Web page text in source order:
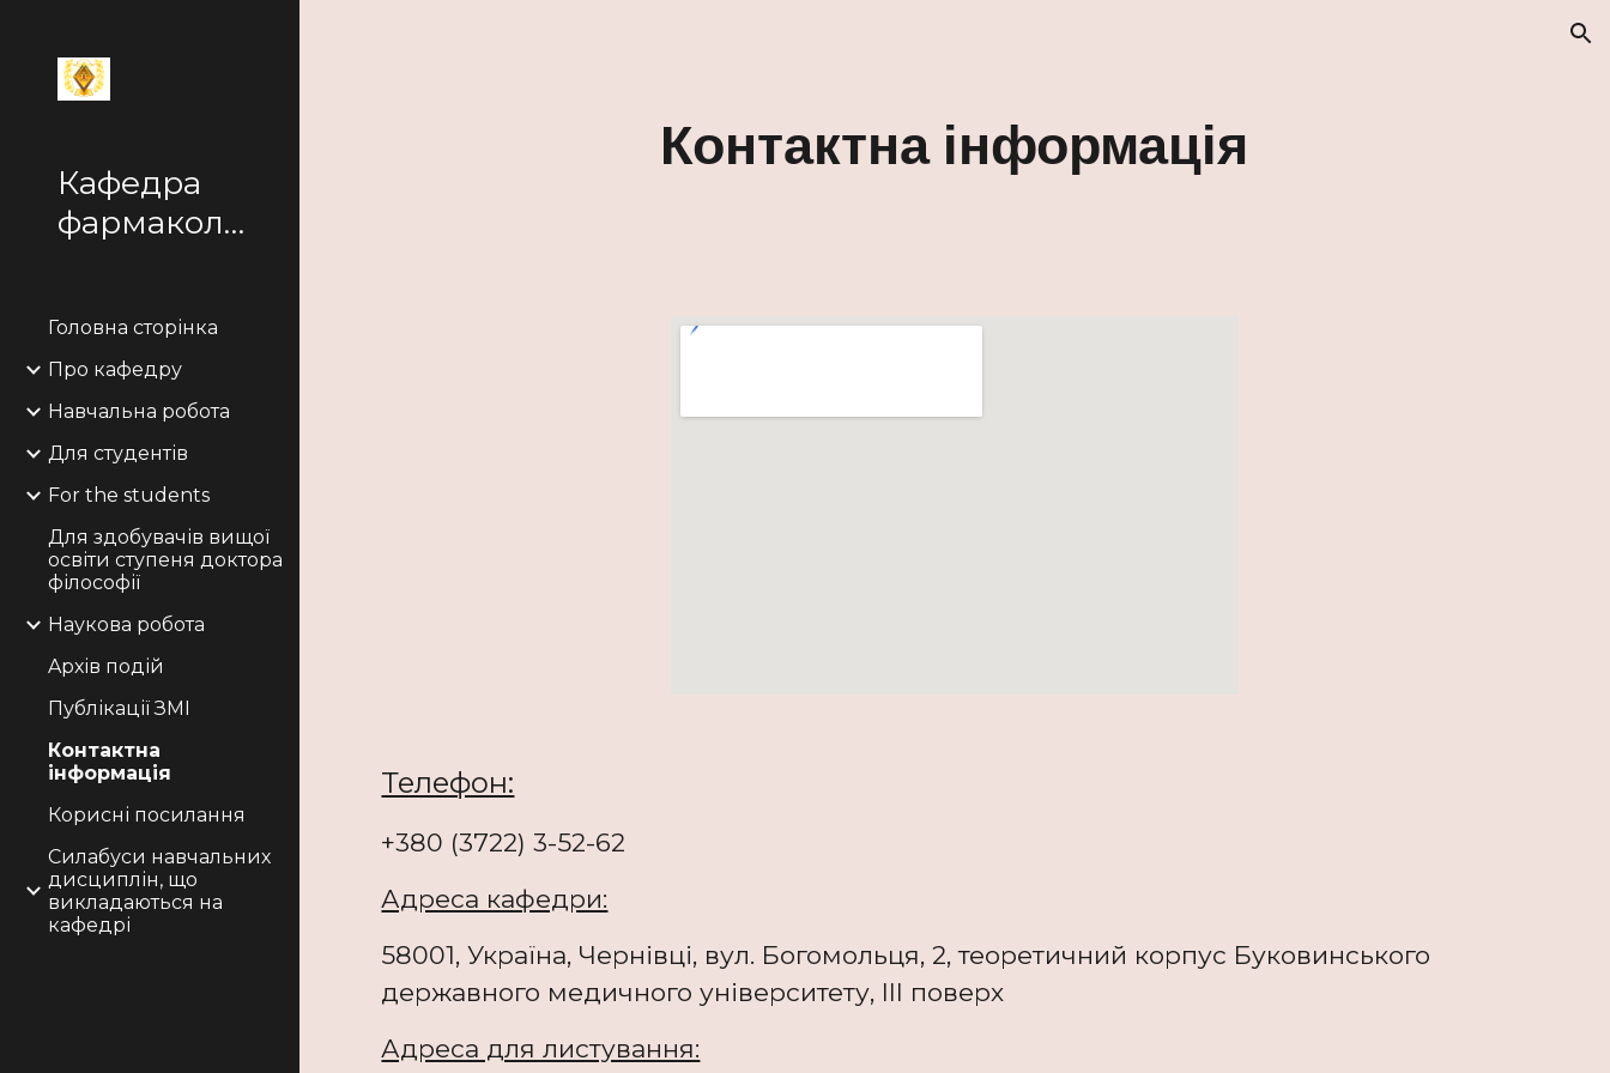
Кафедра
фармакології
Головна сторінка
Про кафедру
Навчальна робота
Для студентів
For the students
Для здобувачів вищої
освіти ступеня доктора
філософії
Наукова робота
Aрхів подій
Публікації ЗМІ
Контактна
інформація
Корисні посилання
Силабуси навчальних
дисциплін, що
викладаються на
кафедрі
Контактна інформація
Телефон:
+380 (3722) 3-52-62
Адреса кафедри:
58001, Україна, Чернівці, вул. Богомольця, 2, теоретичний корпус Буковинського
державного медичного університету, ІІІ поверх
Адреса для листування: